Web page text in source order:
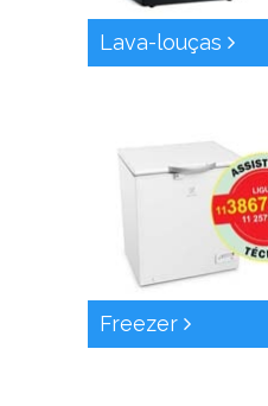
Lava-louças
Freezer